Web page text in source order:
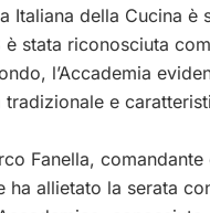
Italiana della Cucina è
stata riconosciuta
l’Accademia
e
Fanella,
ha allietato la serata